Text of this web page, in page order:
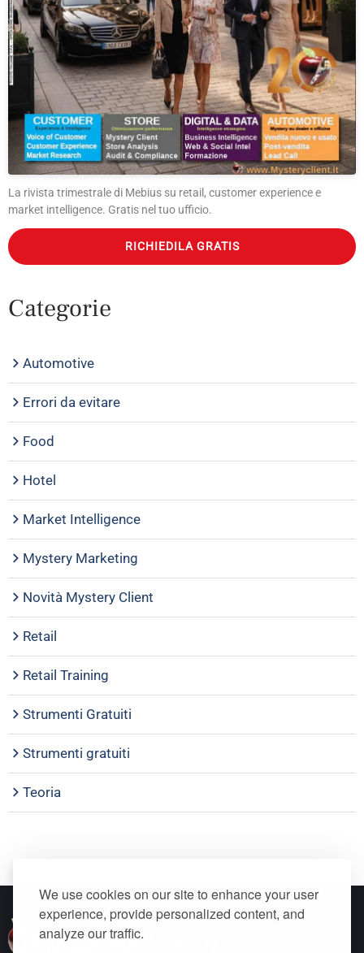
We use cookies on our site to enhance your user
experience, provide personalized content, and
analyze our traffic.
La rivista trimestrale di Mebius su retail, customer experience e
market intelligence. Gratis nel tuo ufficio.
RICHIEDILA GRATIS
Categorie
Automotive
Errori da evitare
Food
Hotel
Market Intelligence
Mystery Marketing
Novità Mystery Client
Retail
Retail Training
Strumenti Gratuiti
Strumenti gratuiti
Teoria